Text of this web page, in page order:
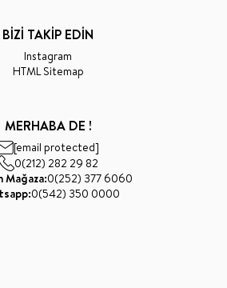
BİZİ TAKİP EDİN
Instagram
HTML Sitemap
MERHABA DE !
[email protected]
0(212) 282 29 82
Mağaza:0(252) 377 6060
0(542) 350 0000